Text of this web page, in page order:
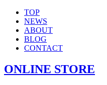
TOP
NEWS
ABOUT
BLOG
CONTACT
ONLINE STORE